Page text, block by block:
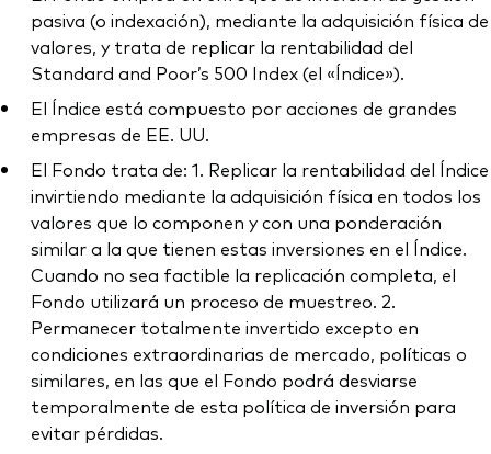
pasiva (o indexación), mediante la adquisición física de
valores, y trata de replicar la rentabilidad del
Standard and Poor’s 500 Index (el «Índice»).
El Índice está compuesto por acciones de grandes
empresas de EE. UU.
El Fondo trata de: 1. Replicar la rentabilidad del Índice
invirtiendo mediante la adquisición física en todos los
valores que lo componen y con una ponderación
similar a la que tienen estas inversiones en el Índice.
Cuando no sea factible la replicación completa, el
Fondo utilizará un proceso de muestreo. 2.
Permanecer totalmente invertido excepto en
condiciones extraordinarias de mercado, políticas o
similares, en las que el Fondo podrá desviarse
temporalmente de esta política de inversión para
evitar pérdidas.